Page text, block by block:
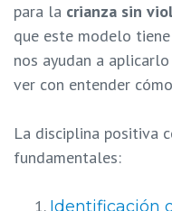
para la crianza sin
que este modelo
nos ayudan a
ver con entender
La disciplina positiva
fundamentales:
Identificación